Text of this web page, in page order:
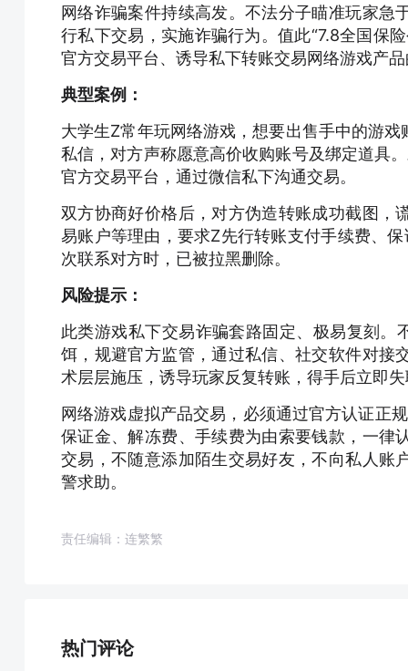
网络诈骗案件持续高发。不法分子瞄准玩家
行私下交易，实施诈骗行为。值此“7.8全国保
官方交易平台、诱导私下转账交易网络游戏产
典型案例：
大学生Z常年玩网络游戏，想要出售手中的游
私信，对方声称愿意高价收购账号及绑定道具
官方交易平台，通过微信私下沟通交易。
双方协商好价格后，对方伪造转账成功截图，
易账户等理由，要求Z先行转账支付手续费、
次联系对方时，已被拉黑删除。
风险提示：
此类游戏私下交易诈骗套路固定、极易复刻。
饵，规避官方监管，通过私信、社交软件对接
术层层施压，诱导玩家反复转账，得手后立即
网络游戏虚拟产品交易，必须通过官方认证正
保证金、解冻费、手续费为由索要钱款，一律
交易，不随意添加陌生交易好友，不向私人账
警求助。
责任编辑：连繁繁
热门评论